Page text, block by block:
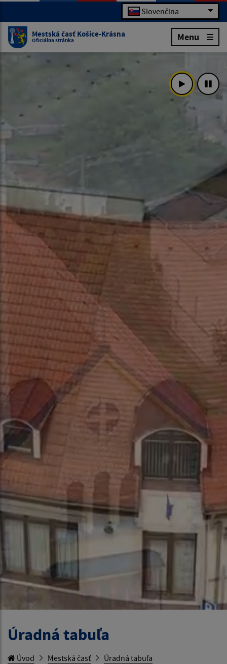
Slovenčina
Mestská časť Košice-Krásna
Oficiálna stránka Menu
Úradná tabuľa
Úvod Mestská časť Úradná tabuľa